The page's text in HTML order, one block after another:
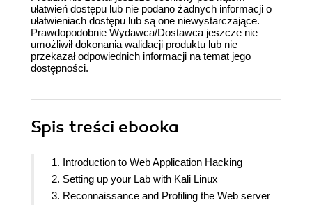
ułatwień dostępu lub nie podano żadnych informacji o
ułatwieniach dostępu lub są one niewystarczające.
Prawdopodobnie Wydawca/Dostawca jeszcze nie
umożliwił dokonania walidacji produktu lub nie
przekazał odpowiednich informacji na temat jego
dostępności.
Spis treści ebooka
1. Introduction to Web Application Hacking
2. Setting up your Lab with Kali Linux
3. Reconnaissance and Profiling the Web server